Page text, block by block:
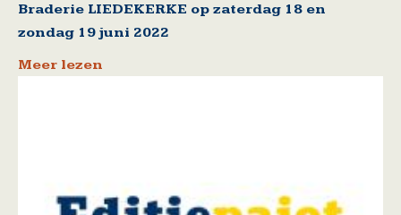
Braderie LIEDEKERKE op zaterdag 18 en
zondag 19 juni 2022
Meer lezen